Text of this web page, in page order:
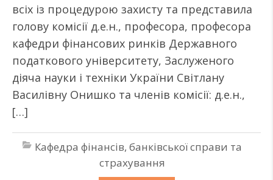
всіх із процедурою захисту та представила
голову комісії д.е.н., професора, професора
кафедри фінансових ринків Державного
податкового університету, Заслуженого
діяча науки і техніки України Світлану
Василівну Онишко та членів комісії: д.е.н.,
[…]
Кафедра фінансів, банківської справи та
страхування